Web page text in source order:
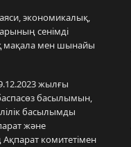
экономикалық,
сенімді
мақала мен шынайы
жылғы
басылымын,
басылымды
және
комитетімен